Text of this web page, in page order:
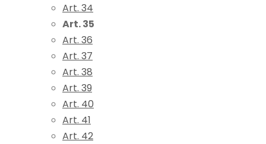
Art. 34
Art. 35
Art. 36
Art. 37
Art. 38
Art. 39
Art. 40
Art. 41
Art. 42